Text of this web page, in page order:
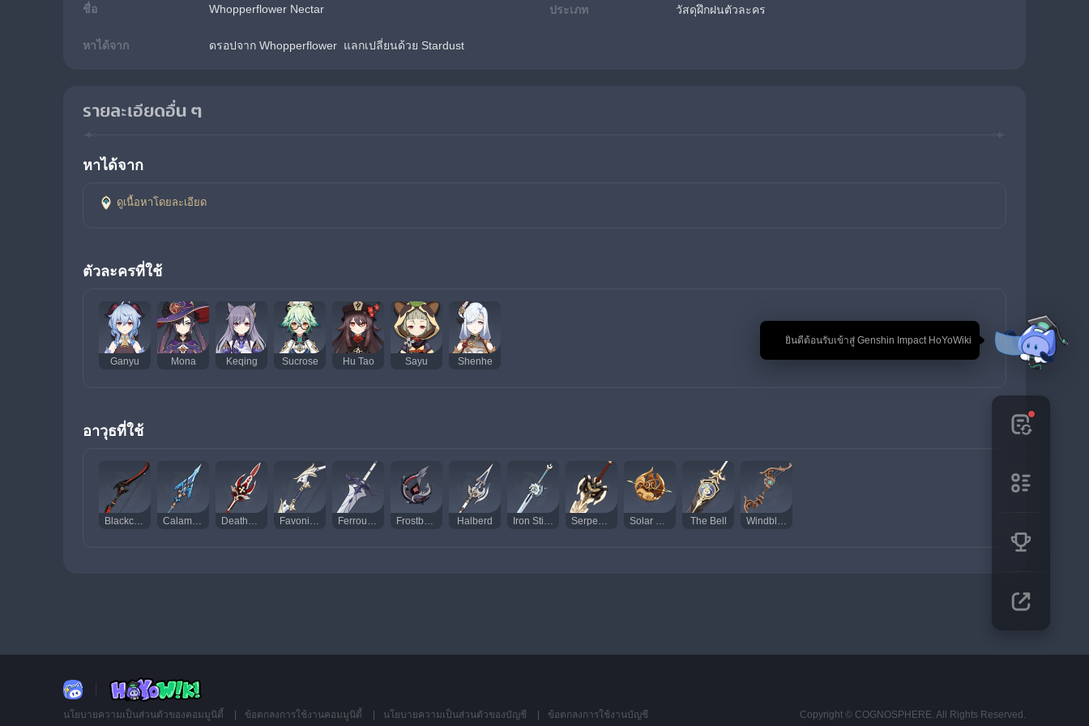
🎉 ยินดีต้อนรับเข้าสู่ Genshin Impact HoYoWiki
ชื่อ Whopperflower Nectar ประเภท วัสดุฝึกฝนตัวละคร
หาได้จาก ดรอปจาก Whopperflower  แลกเปลี่ยนด้วย Stardust
รายละเอียดอื่น ๆ
หาได้จาก
ดูเนื้อหาโดยละเอียด
ตัวละครที่ใช้
Ganyu Mona Keqing Sucrose Hu Tao Sayu Shenhe
อาวุธที่ใช้
Blackcliff Warbow Calamity Queller Deathmatch Favonius Warbow Ferrous Shadow Frostbearer Halberd Iron Sting Serpent Spine Solar Pearl The Bell Windblume Ode
นโยบายความเป็นส่วนตัวของคอมมูนิตี้ ข้อตกลงการใช้งานคอมมูนิตี้ นโยบายความเป็นส่วนตัวของบัญชี ข้อตกลงการใช้งานบัญชี Copyright © COGNOSPHERE. All Rights Reserved.